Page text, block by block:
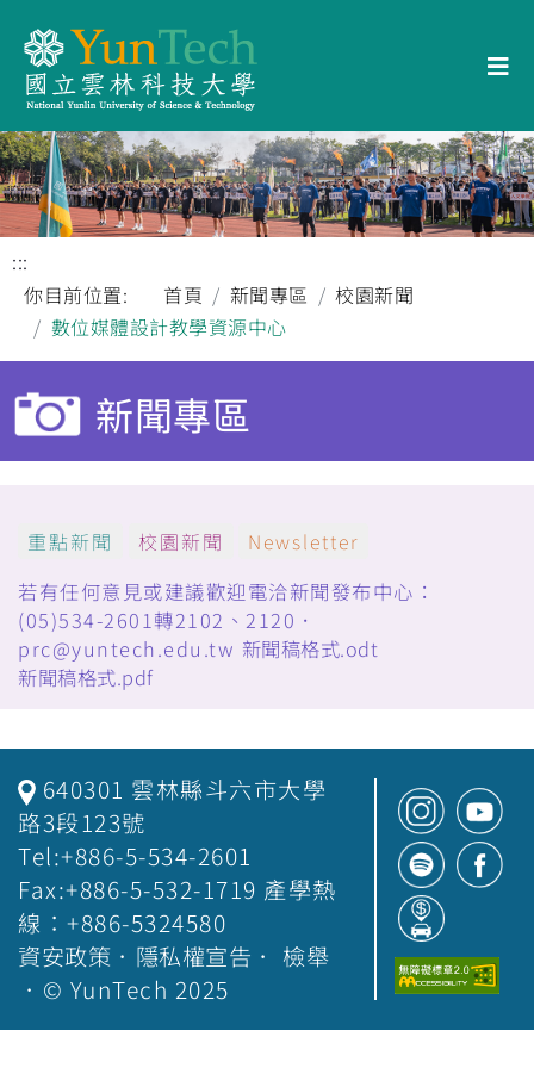
:::
你目前位置:
首頁 新聞專區
校園新聞
數位媒體設計教學資源中心
新聞專區
重點新聞 校園新聞
Newsletter
若有任何意見或建議歡迎電洽新聞發布中心：
(05)534-2601轉2102、2120．
prc@yuntech.edu.tw 新聞稿格式.odt
新聞稿格式.pdf
640301 雲林縣斗六市大學
路3段123號
Tel:+886-5-534-2601
Fax:+886-5-532-1719 產學熱
線：+886-5324580
資安政策 ． 隱私權宣告 ． 檢舉
．© YunTech 2025